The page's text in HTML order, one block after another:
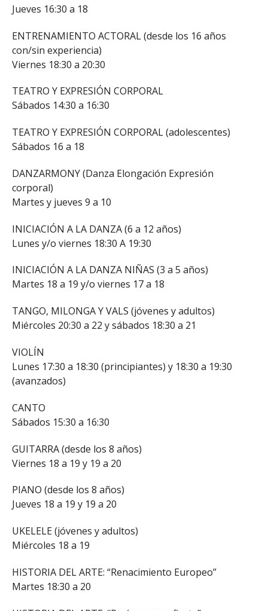
Jueves 16:30 a 18
ENTRENAMIENTO ACTORAL (desde los 16 años
con/sin experiencia)
Viernes 18:30 a 20:30
TEATRO Y EXPRESIÓN CORPORAL
Sábados 14:30 a 16:30
TEATRO Y EXPRESIÓN CORPORAL (adolescentes)
Sábados 16 a 18
DANZARMONY (Danza Elongación Expresión
corporal)
Martes y jueves 9 a 10
INICIACIÓN A LA DANZA (6 a 12 años)
Lunes y/o viernes 18:30 A 19:30
INICIACIÓN A LA DANZA NIÑAS (3 a 5 años)
Martes 18 a 19 y/o viernes 17 a 18
TANGO, MILONGA Y VALS (jóvenes y adultos)
Miércoles 20:30 a 22 y sábados 18:30 a 21
VIOLÍN
Lunes 17:30 a 18:30 (principiantes) y 18:30 a 19:30
(avanzados)
CANTO
Sábados 15:30 a 16:30
GUITARRA (desde los 8 años)
Viernes 18 a 19 y 19 a 20
PIANO (desde los 8 años)
Jueves 18 a 19 y 19 a 20
UKELELE (jóvenes y adultos)
Miércoles 18 a 19
HISTORIA DEL ARTE: “Renacimiento Europeo”
Martes 18:30 a 20